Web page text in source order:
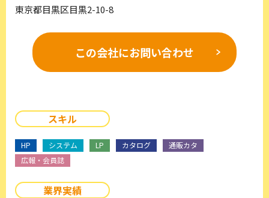
東京都目黒区目黒2-10-8
この会社にお問い合わせ
スキル
HP システム LP カタログ
通販カタ
広報・会員誌
業界実績